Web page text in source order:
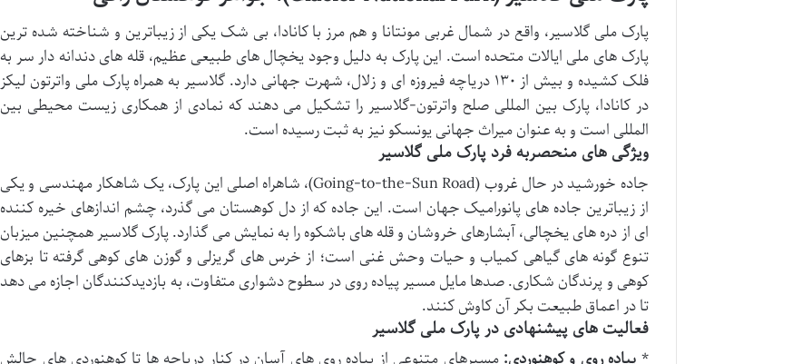
پارک ملی گلاسیر، واقع در شمال غربی مونتانا و هم مرز با کانادا، بی شک یکی از زیباترین و شناخته شده ترین
پارک های ملی ایالات متحده است. این پارک به دلیل وجود یخچال های طبیعی عظیم، قله های دندانه دار سر به
فلک کشیده و بیش از ۱۳۰ دریاچه فیروزه ای و زلال، شهرت جهانی دارد. گلاسیر به همراه پارک ملی واترتون لیکز
در کانادا، پارک بین المللی صلح واترتون-گلاسیر را تشکیل می دهند که نمادی از همکاری زیست محیطی بین
المللی است و به عنوان میراث جهانی یونسکو نیز به ثبت رسیده است.
ویژگی های منحصربه فرد پارک ملی گلاسیر
جاده خورشید در حال غروب (Going-to-the-Sun Road)، شاهراه اصلی این پارک، یک شاهکار مهندسی و یکی
از زیباترین جاده های پانورامیک جهان است. این جاده که از دل کوهستان می گذرد، چشم اندازهای خیره کننده
ای از دره های یخچالی، آبشارهای خروشان و قله های باشکوه را به نمایش می گذارد. پارک گلاسیر همچنین میزبان
تنوع گونه های گیاهی کمیاب و حیات وحش غنی است؛ از خرس های گریزلی و گوزن های کوهی گرفته تا بزهای
کوهی و پرندگان شکاری. صدها مایل مسیر پیاده روی در سطوح دشواری متفاوت، به بازدیدکنندگان اجازه می دهد
تا در اعماق طبیعت بکر آن کاوش کنند.
فعالیت های پیشنهادی در پارک ملی گلاسیر
*پیاده روی و کوهنوردی: مسیرهای متنوعی از پیاده روی های آسان در کنار دریاچه ها تا کوهنوردی های چالش